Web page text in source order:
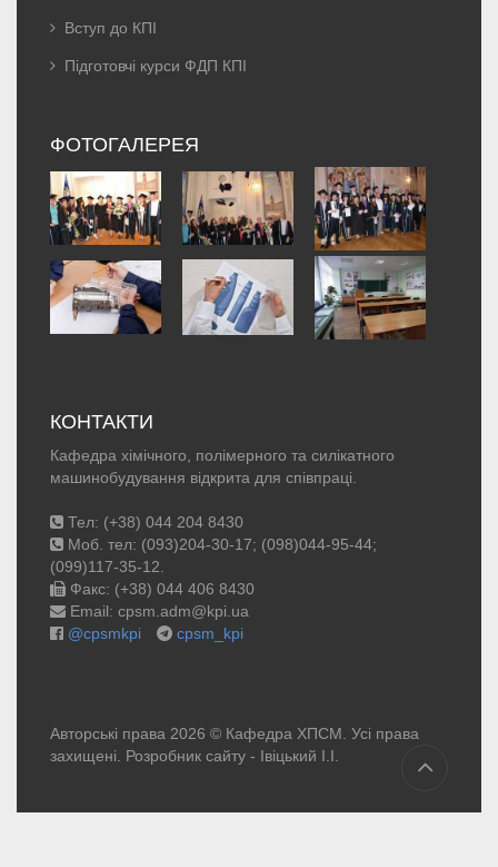
Вступ до КПІ
Підготовчі курси ФДП КПІ
ФОТОГАЛЕРЕЯ
КОНТАКТИ
Кафедра хімічного, полімерного та силікатного
машинобудування відкрита для співпраці.
Тел: (+38) 044 204 8430
Моб. тел: (093)204-30-17; (098)044-95-44;
(099)117-35-12.
Факс: (+38) 044 406 8430
Email: cpsm.adm@kpi.ua
@cpsmkpi
cpsm_kpi
Авторські права 2026 © Кафедра ХПСМ. Усі права
захищені. Розробник сайту - Івіцький І.І.